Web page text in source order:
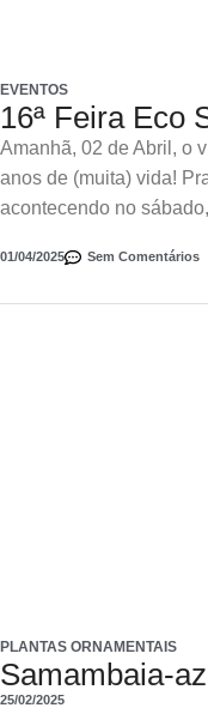
EVENTOS
16ª Feira Eco
Amanhã, 02 de Abril, o
anos de (muita) vida!
acontecendo no
01/04/2025 Sem Comentários
PLANTAS ORNAMENTAIS
Samambaia-
25/02/2025